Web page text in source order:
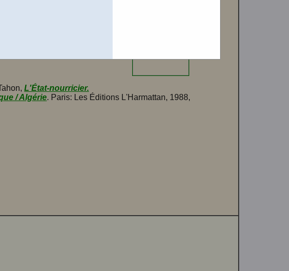
de mon épouse,
Pulperie de Chicoutimi,
des sciences sociales
L'État-nourricier.
/ Algérie. Paris: Les Éditions L'Harmattan, 1988,